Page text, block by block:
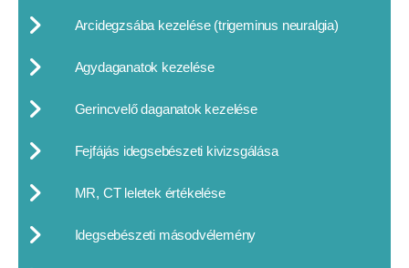
Arcidegzsába kezelése (trigeminus neuralgia)
Agydaganatok kezelése
Gerincvelő daganatok kezelése
Fejfájás idegsebészeti kivizsgálása
MR, CT leletek értékelése
Idegsebészeti másodvélemény